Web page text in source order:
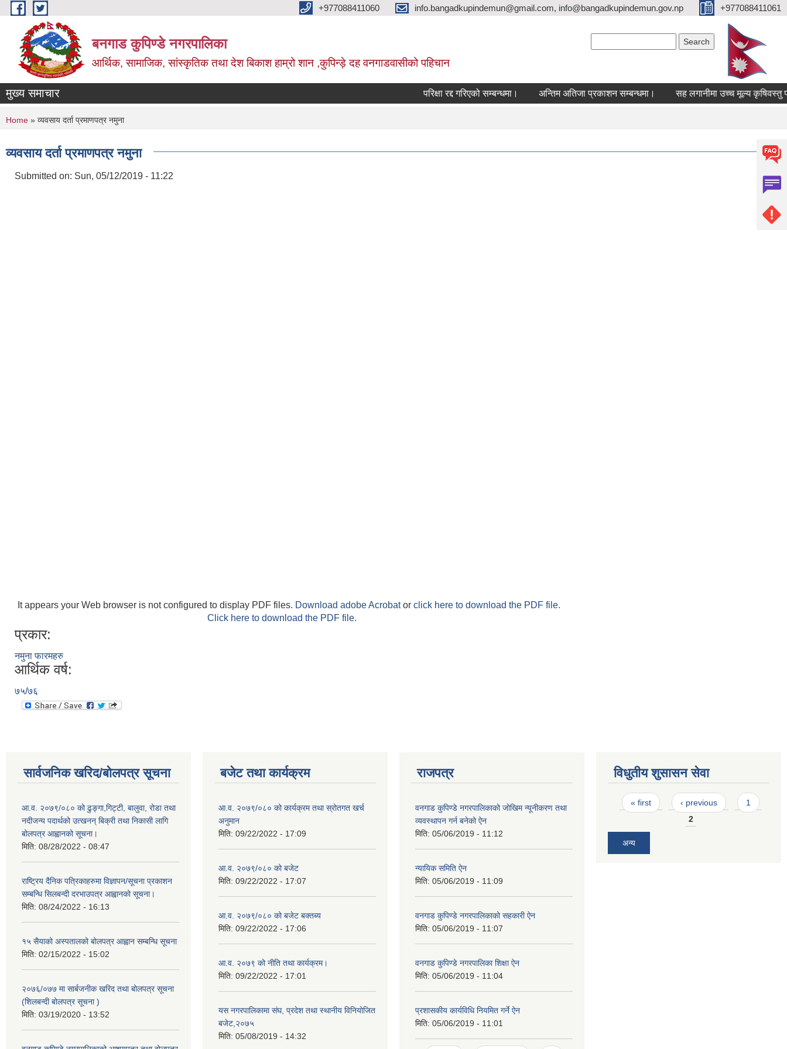
Skip to main content +977088411060 info.bangadkupindemun@gmail.com, info@bangadkupindemun.gov.np +977088411061
बनगाड कुपिण्डे नगरपालिका
आर्थिक, सामाजिक, सांस्कृतिक तथा देश बिकाश हाम्रो शान ,कुपिन्ड़े दह वनगाडवासीको पहिचान
मुख्य समाचार परिक्षा रद्द गरिएको सम्बन्धमा। अन्तिम अतिजा प्रकाशन सम्बन्धमा। सह लगानीमा उच्च मूल्य कृषिवस्तु
You are here
Home » व्यवसाय दर्ता प्रमाणपत्र नमुना
व्यवसाय दर्ता प्रमाणपत्र नमुना
Submitted on: Sun, 05/12/2019 - 11:22
It appears your Web browser is not configured to display PDF files. Download adobe Acrobator click here to download the PDF file.
Click here to download the PDF file.
प्रकार:
नमुना फारमहरु
आर्थिक वर्ष:
७५/७६
सार्वजनिक खरिद/बोलपत्र सूचना
आ.व. २०७९/०८० को ढुङ्गा,गिट्टी, बालुवा, रोडा तथा
नदीजन्य पदार्थको उत्खनन् बिक्री तथा निकासी लागि
बोलपत्र आह्वानको सूचना।
मिति: 08/28/2022 - 08:47
राष्ट्रिय दैनिक पत्रिकाहरुमा विज्ञापन/सूचना प्रकाशन
सम्बन्धि सिलबन्दी दरभाउपत्र आह्वानको सूचना।
मिति: 08/24/2022 - 16:13
१५ सैयाको अस्पतालको बोलपत्र आह्वान सम्बन्धि सूचना
मिति: 02/15/2022 - 15:02
२०७६/०७७ मा सार्बजनीक खरिद तथा बोलपत्र सूचना
(शिलबन्दी बोलपत्र सूचना )
मिति: 03/19/2020 - 13:52
बजेट तथा कार्यक्रम
आ.व. २०७९/०८० को कार्यक्रम तथा स्रोतगत खर्च
अनुमान
मिति: 09/22/2022 - 17:09
आ.व. २०७९/०८० को बजेट
मिति: 09/22/2022 - 17:07
आ.व. २०७९/०८० को बजेट बक्तब्य
मिति: 09/22/2022 - 17:06
आ.व. २०७९ को नीति तथा कार्यक्रम।
मिति: 09/22/2022 - 17:01
यस नगरपालिकामा संघ, प्रदेश तथा स्थानीय विनियोजित
बजेट,२०७५
मिति: 05/08/2019 - 14:32
राजपत्र
वनगाड कुपिण्डे नगरपालिकाको जोखिम न्यूनीकरण तथा
व्यवस्थापन गर्न बनेको ऐन
मिति: 05/06/2019 - 11:12
न्यायिक समिति ऐन
मिति: 05/06/2019 - 11:09
वनगाड कुपिण्डे नगरपालिकाको सहकारी ऐन
मिति: 05/06/2019 - 11:07
वनगाड कुपिण्डे नगरपालिका शिक्षा ऐन
मिति: 05/06/2019 - 11:04
प्रशासकीय कार्यविधि नियमित गर्ने ऐन
मिति: 05/06/2019 - 11:01
विधुतीय शुसासन सेवा
Pages
« first ‹ previous
1
2
अन्य